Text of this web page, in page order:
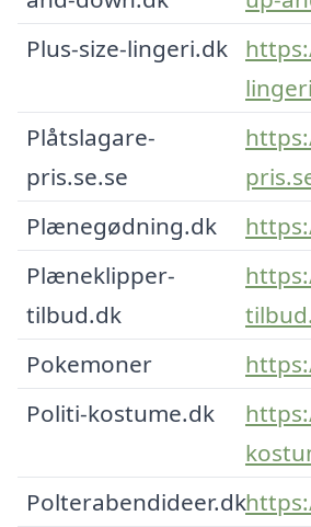
Plus-size-lingeri.dk
Plåtslagare-
pris.se.se
Plænegødning.dk
Plæneklipper-
tilbud.dk
Pokemoner
Politi-kostume.dk
Polterabendideer.dk